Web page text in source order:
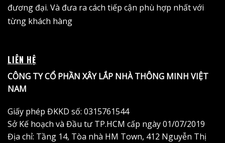
đương đại. Và đưa ra cách tiếp cận phù hợp nhất với
từng khách hàng
LIÊN HỆ
CÔNG TY CỔ PHẦN XÂY LẮP NHÀ THÔNG MINH VIỆT
NAM
Giấy phép ĐKKD số: 0315761544
Sở Kế hoạch và Đầu tư TP.HCM cấp ngày 01/07/2019
Địa chỉ: Tầng 14, Tòa nhà HM Town, 412 Nguyễn Thị